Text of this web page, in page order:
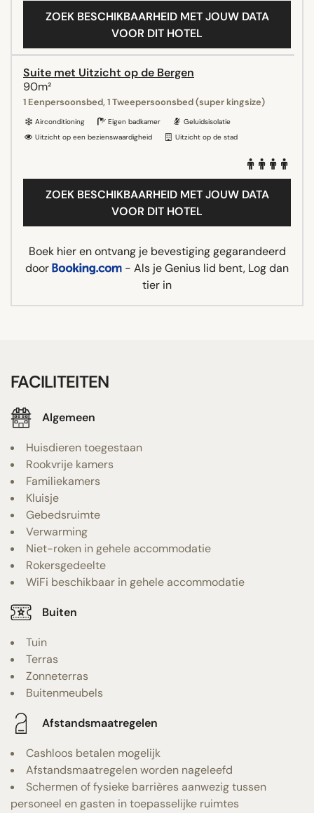
ZOEK BESCHIKBAARHEID MET JOUW DATA
VOOR DIT HOTEL
Suite met Uitzicht op de Bergen
90m²
1 Eenpersoonsbed, 1 Tweepersoonsbed (super kingsize)
Airconditioning Eigen badkamer
Geluidsisolatie
Uitzicht op een bezienswaardigheid
Uitzicht op de stad
ZOEK BESCHIKBAARHEID MET JOUW DATA
VOOR DIT HOTEL
Boek hier en ontvang je bevestiging gegarandeerd
door
- Als je Genius lid bent, Log dan
tier in
FACILITEITEN
Algemeen
Huisdieren toegestaan
Rookvrije kamers
Familiekamers
Kluisje
Gebedsruimte
Verwarming
Niet-roken in gehele accommodatie
Rokersgedeelte
WiFi beschikbaar in gehele accommodatie
Buiten
Tuin
Terras
Zonneterras
Buitenmeubels
Afstandsmaatregelen
Cashloos betalen mogelijk
Afstandsmaatregelen worden nageleefd
Schermen of fysieke barrières aanwezig tussen
personeel en gasten in toepasselijke ruimtes